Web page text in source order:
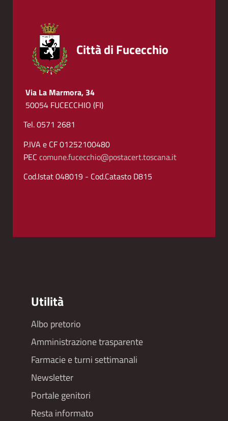
Città di Fucecchio
Via La Marmora, 34
50054 FUCECCHIO (FI)
Tel. 0571 2681
P.IVA e CF 01252100480
PEC comune.fucecchio@postacert.toscana.it
Cod.Istat 048019 - Cod.Catasto D815
Utilità
Footer
menu
Albo pretorio
Amministrazione trasparente
Farmacie e turni settimanali
Newsletter
Portale genitori
Resta informato